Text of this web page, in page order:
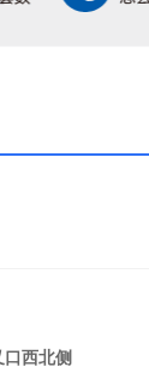
西北侧